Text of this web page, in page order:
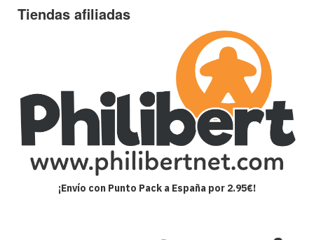
Tiendas afiliadas
¡Envío con Punto Pack a España por 2.95€!